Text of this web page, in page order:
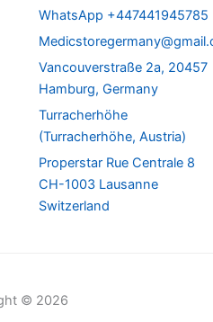
WhatsApp +447441945785
Vancouverstraße 2a, 20457
Hamburg, Germany
Turracherhöhe
(Turracherhöhe, Austria)
Properstar Rue Centrale 8
CH-1003 Lausanne
Switzerland
© 2026